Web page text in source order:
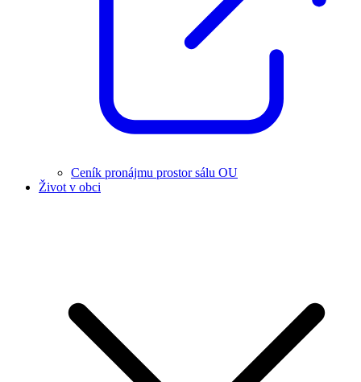
Ceník pronájmu prostor sálu OU
Život v obci